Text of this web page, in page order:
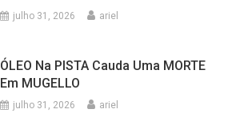
julho 31, 2026 ariel
ÓLEO Na PISTA Cauda Uma MORTE
Em MUGELLO
julho 31, 2026 ariel